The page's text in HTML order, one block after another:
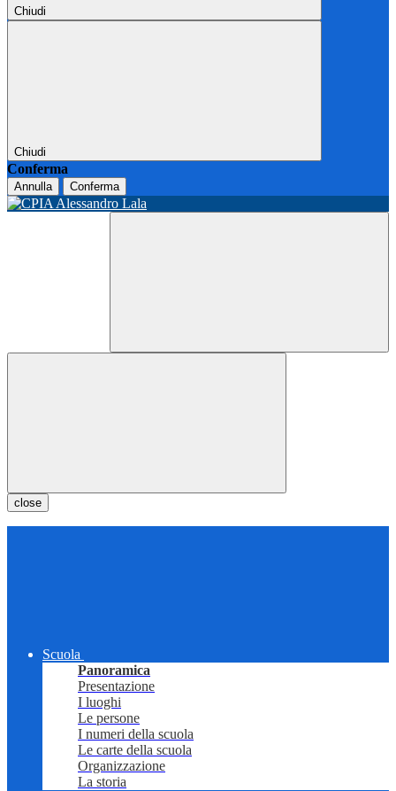
Chiudi
Chiudi
Conferma
Annulla Conferma
close
Scuola
Panoramica
Presentazione
I luoghi
Le persone
I numeri della scuola
Le carte della scuola
Organizzazione
La storia